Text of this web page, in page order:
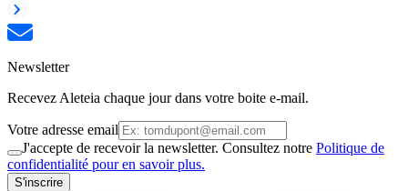
Newsletter
Recevez Aleteia chaque jour dans votre boite e-mail.
Votre adresse email
J'accepte de recevoir la newsletter. Consultez notre Politique de
confidentialité pour en savoir plus.
S'inscrire